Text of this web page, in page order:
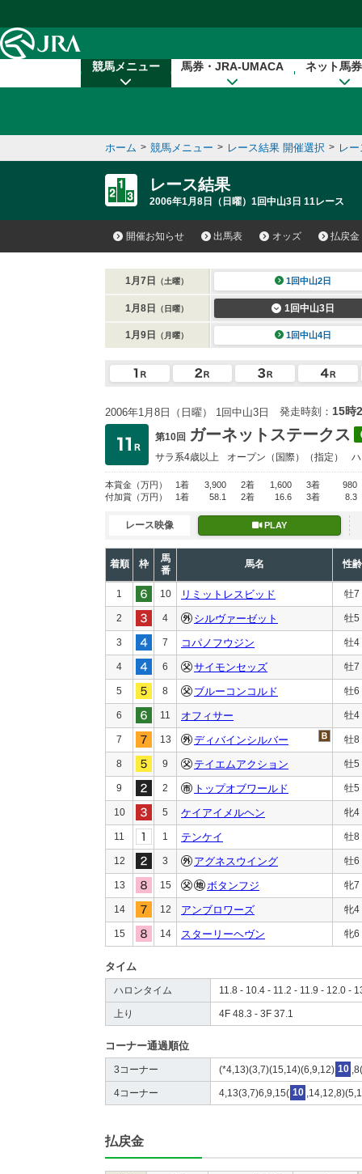
競馬メニュー 馬券・JRA-UMACA ネット馬
ホーム > 競馬メニュー > レース結果 開催選択 > レ
レース結果
2006年1月8日（日曜）1回中山3日 11レース
開催お知らせ 出馬表 オッズ 払戻金
1月7日 （土曜） 1回中山2日
1月8日 （日曜） 1回中山3日
1月9日 （月曜） 1回中山4日
2006年1月8日（日曜） 1回中山3日 発走時刻： 15時
第10回 ガーネットステークス
サラ系4歳以上 オープン （国際）（指定）
本賞金 （万円） 1着 3,900 2着 1,600 3着
980
付加賞 （万円） 1着 58.1 2着 16.6 3着 8.3
レース映像 PLAY
着順 枠
馬
番
馬名 性齢
1 10 リミットレスビッド 牡7
2 4 シルヴァーゼット 牡5
3 7 コパノフウジン 牡4
4 6 サイモンセッズ 牡7
5 8 ブルーコンコルド 牡6
6 11 オフィサー 牡4
7 13 ディバインシルバー 牡8
8 9 テイエムアクション 牡5
9 2 トップオブワールド 牡5
10 5 ケイアイメルヘン 牝4
11 1 テンケイ 牡8
12 3 アグネスウイング 牡6
13 15 ボタンフジ 牝7
14 12 アンブロワーズ 牝4
15 14 スターリーヘヴン 牝6
タイム
ハロンタイム 11.8 - 10.4 - 11.2 - 11.9 - 12.0 -
上り 4F 48.3 - 3F 37.1
コーナー通過順位
3コーナー (*4,13)(3,7)(15,14)(6,9,12) 10
4コーナー 4,13(3,7)6,9,15( 10
払戻金